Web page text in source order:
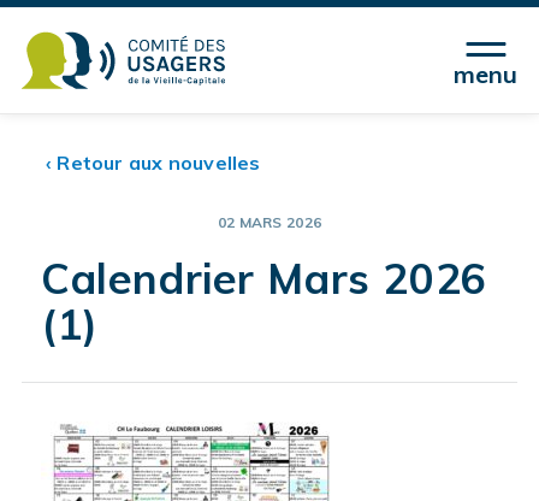
menu
‹ Retour aux nouvelles
02 MARS 2026
Calendrier Mars 2026
(1)